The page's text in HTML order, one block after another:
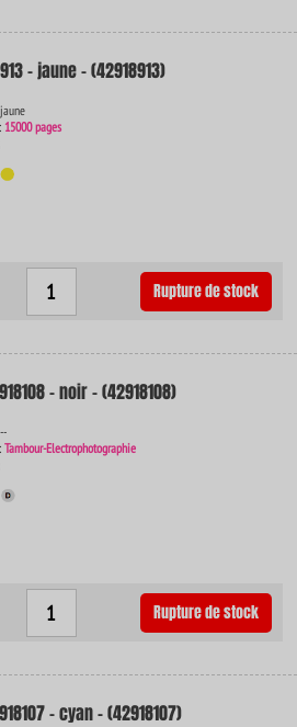
- jaune - (42918913)
15000 pages
Rupture de stock
- noir - (42918108)
Tambour-Electrophotographie
Rupture de stock
- cyan - (42918107)